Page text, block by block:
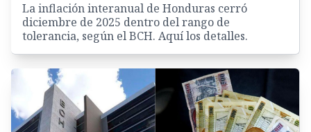
La inflación interanual de Honduras cerró
diciembre de 2025 dentro del rango de
tolerancia, según el BCH. Aquí los detalles.